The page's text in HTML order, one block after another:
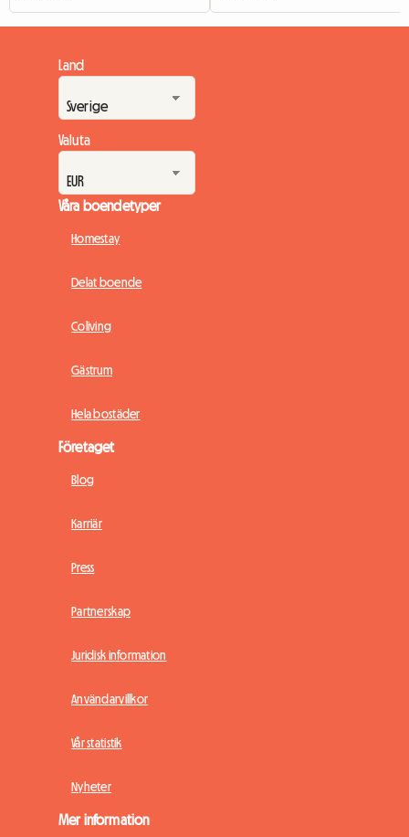
Land
Valuta
Våra boendetyper
Homestay
Delat boende
Coliving
Gästrum
Hela bostäder
Företaget
Blog
Karriär
Press
Partnerskap
Juridisk information
Användarvillkor
Vår statistik
Nyheter
Mer information